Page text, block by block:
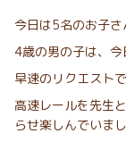
今日は5名のお子さ
4歳の男の子は、
早速のリクエスト
高速レールを先生
らせ楽しんでいま